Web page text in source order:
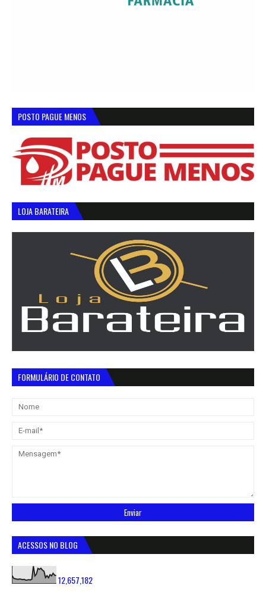
POSTO PAGUE MENOS
LOJA BARATEIRA
FORMULÁRIO DE CONTATO
ACESSOS NO BLOG
12,657,182